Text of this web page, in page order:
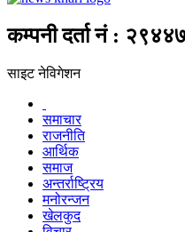
कम्पनी दर्ता नं :
साइट नेविगेशन
समाचार
राजनीति
आर्थिक
समाज
अन्तर्राष्ट्रिय
मनोरन्जन
खेलकुद